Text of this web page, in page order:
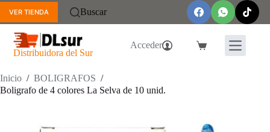
Saltar
contenido
VER TIENDA Buscar
Distribuidora del Sur
Acceder
Carro
Inicio / BOLIGRAFOS /
Boligrafo de 4 colores La Selva de 10 unid.